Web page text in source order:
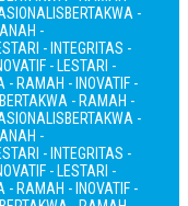
BERTAKWA -
-
- INTEGRITAS -
- LESTARI -
- RAMAH - INOVATIF -
BERTAKWA - RAMAH -
BERTAKWA -
-
- INTEGRITAS -
- LESTARI -
- RAMAH - INOVATIF -